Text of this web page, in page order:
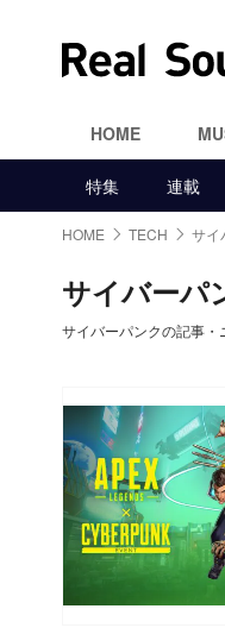
HOME
特集 連載
HOME TECH サイ
サイバーパ
サイバーパンクの記事